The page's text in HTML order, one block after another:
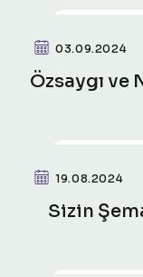
03.09.2024
Özsaygı ve
19.08.2024
Sizin